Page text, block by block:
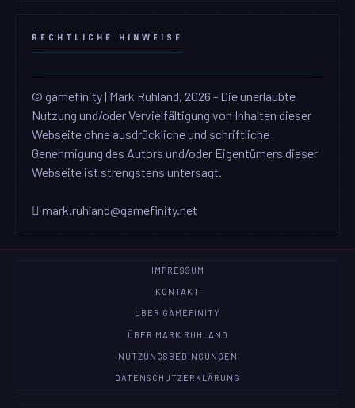
RECHTLICHE HINWEISE
© gamefinity | Mark Ruhland, 2026 - Die unerlaubte
Nutzung und/oder Vervielfältigung von Inhalten dieser
Webseite ohne ausdrückliche und schriftliche
Genehmigung des Autors und/oder Eigentümers dieser
Webseite ist strengstens untersagt.
mark.ruhland@gamefinity.net
IMPRESSUM
KONTAKT
ÜBER GAMEFINITY
ÜBER MARK RUHLAND
NUTZUNGSBEDINGUNGEN
DATENSCHUTZERKLÄRUNG